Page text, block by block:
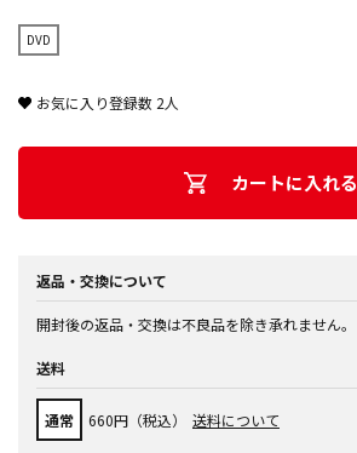
DVD
お気に入り登録数 2人
カートに入れる
返品・交換について
開封後の返品・交換は不良品を除き承れません。
送料
通常 660円（税込） 送料について